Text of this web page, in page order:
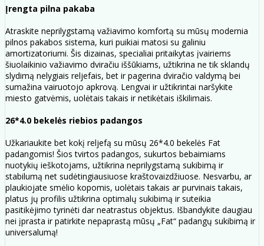
Įrengta pilna pakaba
Atraskite neprilygstamą važiavimo komfortą su mūsų modernia
pilnos pakabos sistema, kuri puikiai matosi su galiniu
amortizatoriumi. Šis dizainas, specialiai pritaikytas įvairiems
šiuolaikinio važiavimo dviračiu iššūkiams, užtikrina ne tik sklandų
slydimą nelygiais reljefais, bet ir pagerina dviračio valdymą bei
sumažina vairuotojo apkrovą. Lengvai ir užtikrintai naršykite
miesto gatvėmis, uolėtais takais ir netikėtais iškilimais.
26*4.0 bekelės riebios padangos
Užkariaukite bet kokį reljefą su mūsų 26*4.0 bekelės Fat
padangomis! Šios tvirtos padangos, sukurtos bebaimiams
nuotykių ieškotojams, užtikrina neprilygstamą sukibimą ir
stabilumą net sudėtingiausiuose kraštovaizdžiuose. Nesvarbu, ar
plaukiojate smėlio kopomis, uolėtais takais ar purvinais takais,
platus jų profilis užtikrina optimalų sukibimą ir suteikia
pasitikėjimo tyrinėti dar neatrastus objektus. Išbandykite daugiau
nei įprasta ir patirkite nepaprastą mūsų „Fat“ padangų sukibimą ir
universalumą!